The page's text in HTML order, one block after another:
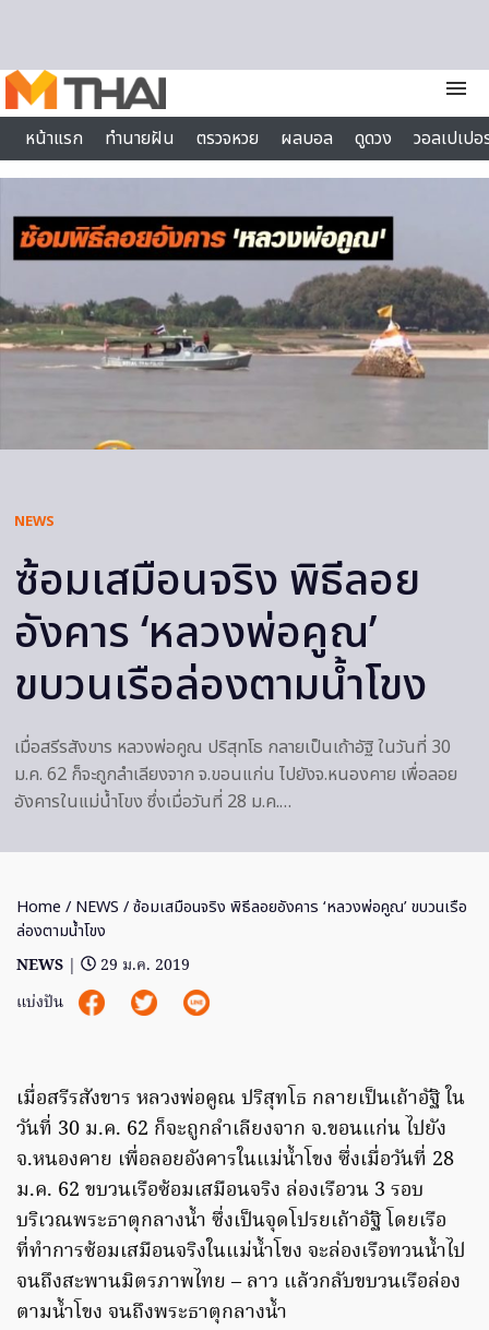
menu
หน้าแรก
ทำนายฝัน ตรวจหวย ผลบอล ดูดวง
วอลเปเป
ไลฟ์สไตล์
NEWS
ซ้อมเสมือนจริง พิธีลอย
อังคาร ‘หลวงพ่อคูณ’
ขบวนเรือล่องตามน้ำโขง
เมื่อสรีรสังขาร หลวงพ่อคูณ ปริสุทโธ กลายเป็นเถ้าอัฐิ ในวันที่ 30
ม.ค. 62 ก็จะถูกลำเลียงจาก จ.ขอนแก่น ไปยังจ.หนองคาย เพื่อลอย
อังคารในแม่น้ำโขง ซึ่งเมื่อวันที่ 28 ม.ค.…
Home / NEWS / ซ้อมเสมือนจริง พิธีลอยอังคาร ‘หลวงพ่อคูณ’ ขบวนเรือ
ล่องตามน้ำโขง
NEWS |
29 ม.ค. 2019
แบ่งปัน
เมื่อสรีรสังขาร หลวงพ่อคูณ ปริสุทโธ กลายเป็นเถ้าอัฐิ ใน
วันที่ 30 ม.ค. 62 ก็จะถูกลำเลียงจาก จ.ขอนแก่น ไปยัง
จ.หนองคาย เพื่อลอยอังคารในแม่น้ำโขง ซึ่งเมื่อวันที่ 28
ม.ค. 62 ขบวนเรือซ้อมเสมือนจริง ล่องเรือวน 3 รอบ
บริเวณพระธาตุกลางน้ำ ซึ่งเป็นจุดโปรยเถ้าอัฐิโดยเรือ
ที่ทำการซ้อมเสมือนจริงในแม่น้ำโขง จะล่องเรือทวนน้ำไป
จนถึงสะพานมิตรภาพไทย – ลาว แล้วกลับขบวนเรือล่อง
ตามน้ำโขง จนถึงพระธาตุกลางน้ำ